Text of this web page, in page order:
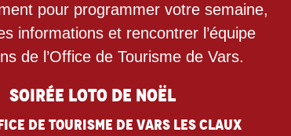
pour programmer votre semaine,
informations et rencontrer l’équipe
de l’Office de Tourisme de Vars.
Soirée loto de Noël
de Tourisme de Vars les Claux